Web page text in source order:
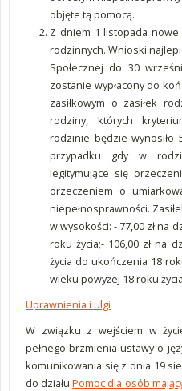
objęte tą pomocą.
Z dniem 1 listopada
rodzinnych. Wnioski
Społecznej do 30
zostanie wypłacony do
zasiłkowym o zasiłek
rodziny, których
rodzinie będzie wynosiło
przypadku gdy w
legitymujące się
orzeczeniem o
niepełnosprawności.
w wysokości: - 77,00 zł na
roku życia;- 106,00 zł na
życia do ukończenia 18
wieku powyżej 18 roku
Uprawnienia i ulgi
W związku z wejściem w
pełnego brzmienia ustawy o
komunikowania się z dnia 19
do działuPomoc dla osób